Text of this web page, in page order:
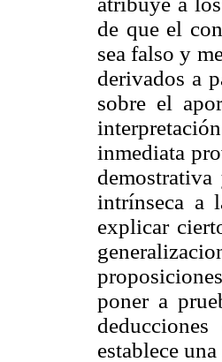
de que el
sea falso y
derivados a
sobre el
inmediata
intrínseca a
explicar
poner a
establece